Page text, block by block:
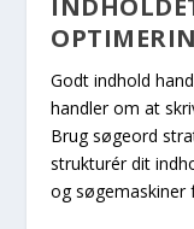
Godt indhold
handler om at
Brug søgeord
strukturér dit
og søgemaskiner